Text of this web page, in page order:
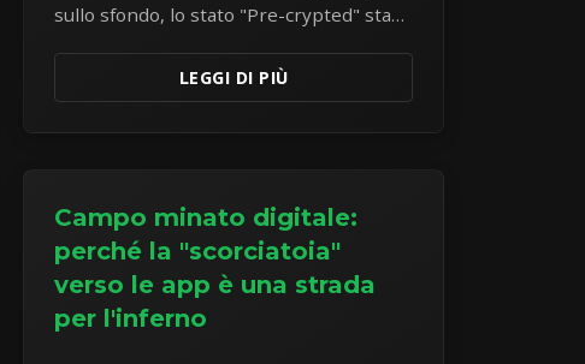
sullo sfondo, lo stato "Pre-crypted" sta
azzardo silenzioso per i vostri dati.
LEGGI DI PIÙ
Campo minato digitale:
perché la "scorciatoia"
verso le app è una strada
per l'inferno